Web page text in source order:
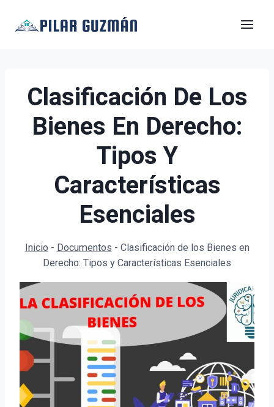
Clasificación De Los
Bienes En Derecho:
Tipos Y
Características
Esenciales
Inicio - Documentos - Clasificación de los Bienes en
Derecho: Tipos y Características Esenciales